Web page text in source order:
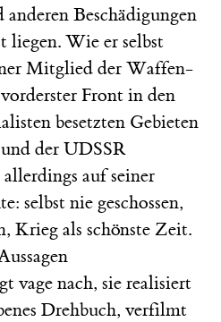
Beschädigungen
liegen. Wie er selbst
Mitglied der Waffen-
Front in den
besetzten Gebieten
der UDSSR
auf seiner
selbst nie geschossen,
Krieg als schönste Zeit.
vage nach, sie realisiert
Drehbuch, verfilmt